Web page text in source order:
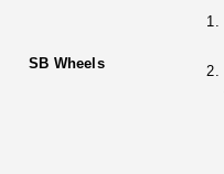
SB Wheels